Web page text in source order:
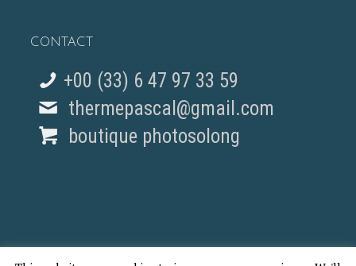
CONTACT
+00 (33) 6 47 97 33 59
thermepascal@gmail.com
boutique photosolong